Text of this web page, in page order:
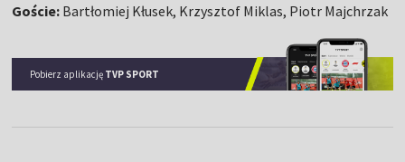
Goście: Bartłomiej Kłusek, Krzysztof Miklas, Piotr Majchrzak
Pobierz aplikację TVP SPORT